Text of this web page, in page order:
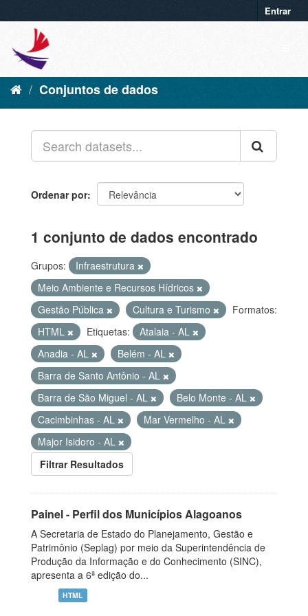
Entrar
Conjuntos de dados
Ordenar por
1 conjunto de dados encontrado
Grupos:
Infraestrutura
Meio Ambiente e Recursos Hídricos
Gestão Pública
Cultura e Turismo
Formatos:
HTML
Etiquetas:
Atalaia - AL
Anadia - AL
Belém - AL
Barra de Santo Antônio - AL
Barra de São Miguel - AL
Belo Monte - AL
Cacimbinhas - AL
Mar Vermelho - AL
Major Isidoro - AL
Filtrar Resultados
Painel - Perfil dos Municípios Alagoanos
A Secretaria de Estado do Planejamento, Gestão e
Patrimônio (Seplag) por meio da Superintendência de
Produção da Informação e do Conhecimento (SINC),
apresenta a 6ª edição do...
HTML